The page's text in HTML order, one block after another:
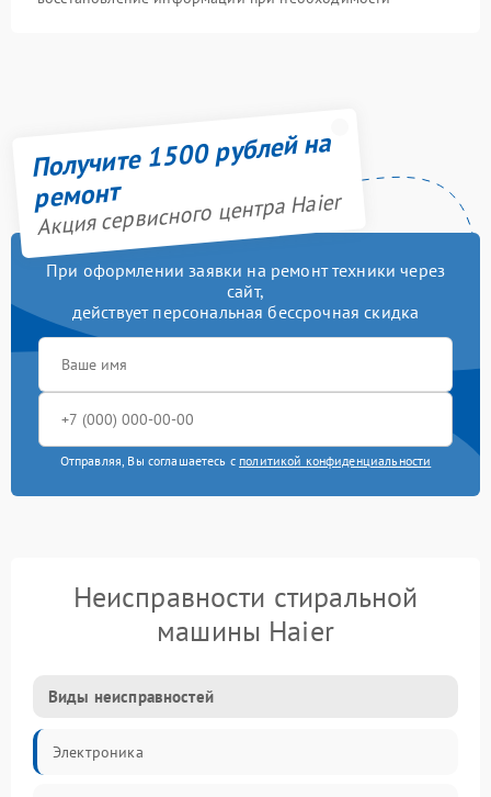
Получите 1500 рублей на
ремонт
Акция сервисного центра Haier
При оформлении заявки на ремонт техники через
сайт,
действует персональная бессрочная скидка
Отправляя, Вы соглашаетесь с политикой конфиденциальности
Неисправности стиральной
машины Haier
Виды неисправностей
Электроника